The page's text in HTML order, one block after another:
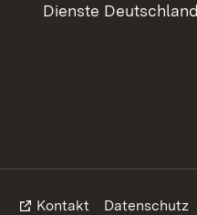
Dienste
Footer
Kontakt Datenschutz